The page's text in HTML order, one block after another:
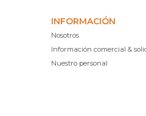
INFORMACIÓN
Nosotros
Información comercial &
Nuestro personal